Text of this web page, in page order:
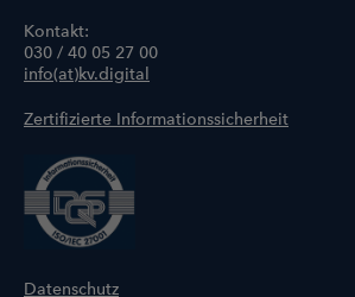
Kontakt:
030 / 40 05 27 00
info(at)kv.digital
Zertifizierte Informationssicherheit
Datenschutz